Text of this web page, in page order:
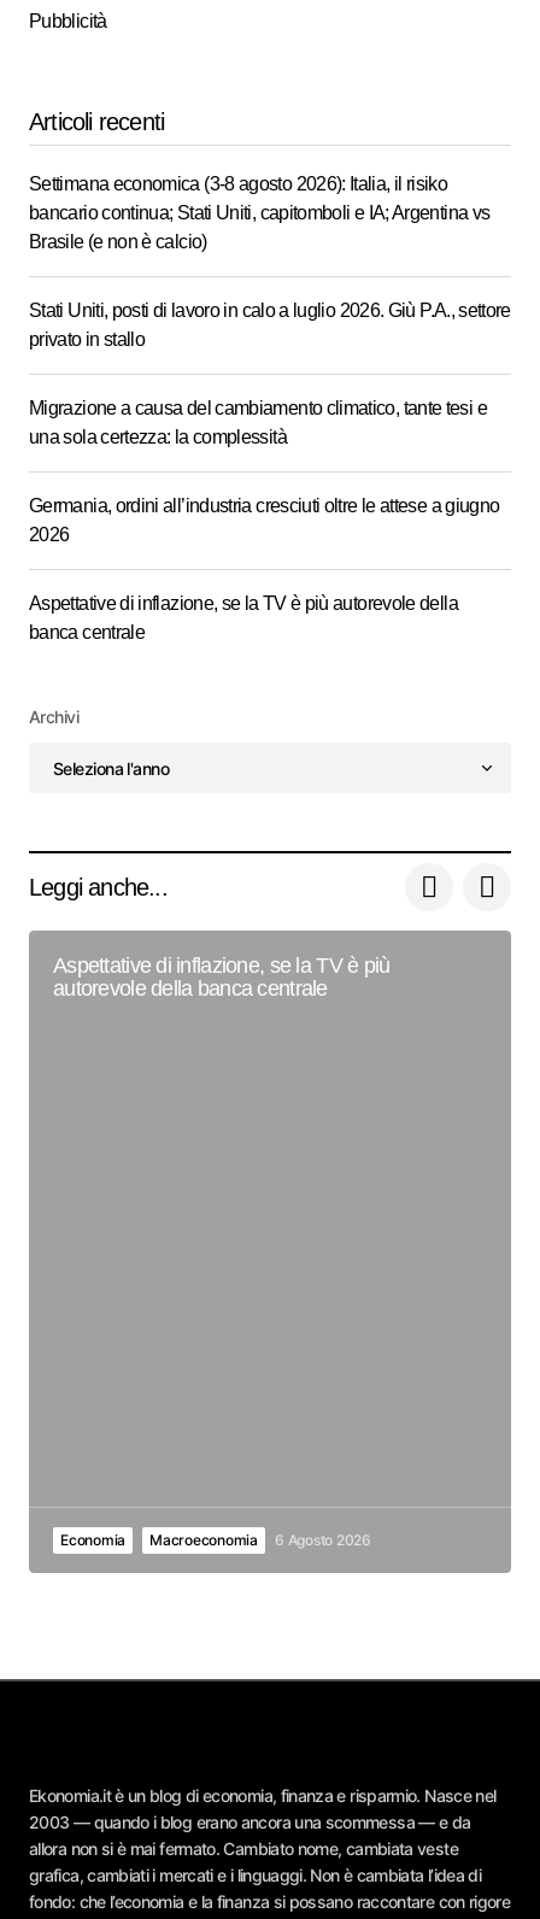
Pubblicità
Articoli recenti
Settimana economica (3-8 agosto 2026): Italia, il risiko
bancario continua; Stati Uniti, capitomboli e IA; Argentina vs
Brasile (e non è calcio)
Stati Uniti, posti di lavoro in calo a luglio 2026. Giù P.A., settore
privato in stallo
Migrazione a causa del cambiamento climatico, tante tesi e
una sola certezza: la complessità
Germania, ordini all’industria cresciuti oltre le attese a giugno
2026
Aspettative di inflazione, se la TV è più autorevole della
banca centrale
Archivi
Leggi anche...
Aspettative di inflazione, se la TV è più
autorevole della banca centrale
Economia Macroeconomia 6 Agosto 2026
Ekonomia.it è un blog di economia, finanza e risparmio. Nasce nel
2003 — quando i blog erano ancora una scommessa — e da
allora non si è mai fermato. Cambiato nome, cambiata veste
grafica, cambiati i mercati e i linguaggi. Non è cambiata l’idea di
fondo: che l’economia e la finanza si possano raccontare con rigore